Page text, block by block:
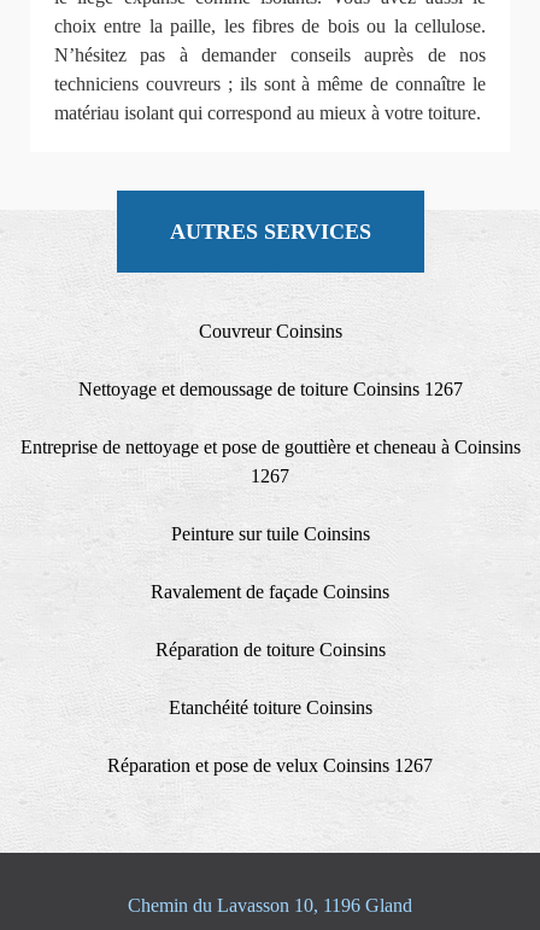
choix entre la paille, les fibres de bois ou la cellulose.
N’hésitez pas à demander conseils auprès de nos
techniciens couvreurs ; ils sont à même de connaître le
matériau isolant qui correspond au mieux à votre toiture.
AUTRES SERVICES
Couvreur Coinsins
Nettoyage et demoussage de toiture Coinsins 1267
Entreprise de nettoyage et pose de gouttière et cheneau à Coinsins
1267
Peinture sur tuile Coinsins
Ravalement de façade Coinsins
Réparation de toiture Coinsins
Etanchéité toiture Coinsins
Réparation et pose de velux Coinsins 1267
Chemin du Lavasson 10, 1196 Gland